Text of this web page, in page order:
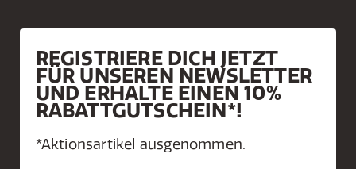
REGISTRIERE DICH JETZT
FÜR UNSEREN NEWSLETTER
UND ERHALTE EINEN 10%
RABATTGUTSCHEIN*!
*Aktionsartikel ausgenommen.